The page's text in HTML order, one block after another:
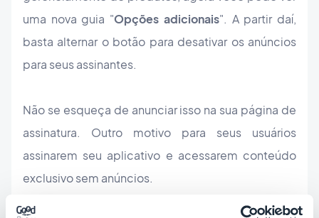
uma nova guia "Opções adicionais". A partir daí,
basta alternar o botão para desativar os anúncios
para seus assinantes.
Não se esqueça de anunciar isso na sua página de
assinatura. Outro motivo para seus usuários
assinarem seu aplicativo e acessarem conteúdo
exclusivo sem anúncios.